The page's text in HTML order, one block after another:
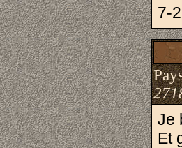
7-
Je
Et